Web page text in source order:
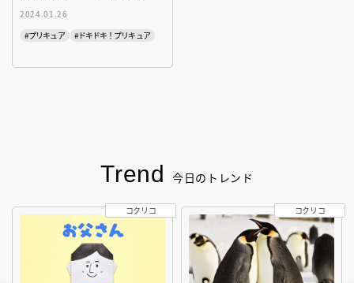
2024.01.26
#プリキュア
#ドキドキ！プリキュア
Trend 今日のトレンド
コクリコ コクリコ